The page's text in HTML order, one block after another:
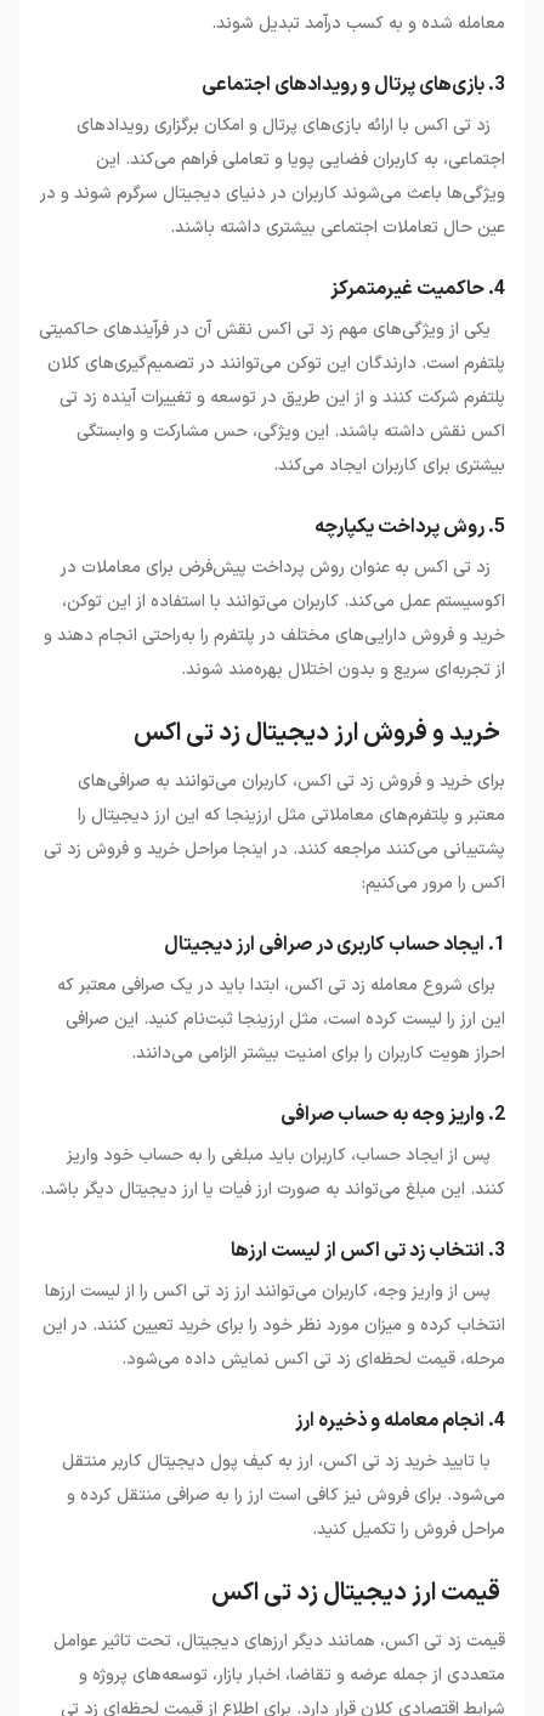
معامله شده و به کسب درآمد تبدیل شوند.
3. بازی‌های پرتال و رویدادهای اجتماعی
زد تی اکس با ارائه بازی‌های پرتال و امکان برگزاری رویدادهای
اجتماعی، به کاربران فضایی پویا و تعاملی فراهم می‌کند. این
ویژگی‌ها باعث می‌شوند کاربران در دنیای دیجیتال سرگرم شوند و در
عین حال تعاملات اجتماعی بیشتری داشته باشند.
4. حاکمیت غیرمتمرکز
یکی از ویژگی‌های مهم زد تی اکس نقش آن در فرآیندهای حاکمیتی
پلتفرم است. دارندگان این توکن می‌توانند در تصمیم‌گیری‌های کلان
پلتفرم شرکت کنند و از این طریق در توسعه و تغییرات آینده زد تی
اکس نقش داشته باشند. این ویژگی، حس مشارکت و وابستگی
بیشتری برای کاربران ایجاد می‌کند.
5. روش پرداخت یکپارچه
زد تی اکس به عنوان روش پرداخت پیش‌فرض برای معاملات در
اکوسیستم عمل می‌کند. کاربران می‌توانند با استفاده از این توکن،
خرید و فروش دارایی‌های مختلف در پلتفرم را به‌راحتی انجام دهند و
از تجربه‌ای سریع و بدون اختلال بهره‌مند شوند.
خرید و فروش ارز دیجیتال زد تی اکس
برای خرید و فروش زد تی اکس، کاربران می‌توانند به صرافی‌های
معتبر و پلتفرم‌های معاملاتی مثل ارزینجا که این ارز دیجیتال را
پشتیبانی می‌کنند مراجعه کنند. در اینجا مراحل خرید و فروش زد تی
اکس را مرور می‌کنیم:
1. ایجاد حساب کاربری در صرافی ارز دیجیتال
برای شروع معامله زد تی اکس، ابتدا باید در یک صرافی معتبر که
این ارز را لیست کرده است، مثل ارزینجا ثبت‌نام کنید. این صرافی‌
احراز هویت کاربران را برای امنیت بیشتر الزامی می‌دانند.
2. واریز وجه به حساب صرافی
پس از ایجاد حساب، کاربران باید مبلغی را به حساب خود واریز
کنند. این مبلغ می‌تواند به صورت ارز فیات یا ارز دیجیتال دیگر باشد.
3. انتخاب زد تی اکس از لیست ارزها
پس از واریز وجه، کاربران می‌توانند ارز زد تی اکس را از لیست ارزها
انتخاب کرده و میزان مورد نظر خود را برای خرید تعیین کنند. در این
مرحله، قیمت لحظه‌ای زد تی اکس نمایش داده می‌شود.
4. انجام معامله و ذخیره ارز
با تایید خرید زد تی اکس، ارز به کیف پول دیجیتال کاربر منتقل
می‌شود. برای فروش نیز کافی است ارز را به صرافی منتقل کرده و
مراحل فروش را تکمیل کنید.
قیمت ارز دیجیتال زد تی اکس
قیمت زد تی اکس، همانند دیگر ارزهای دیجیتال، تحت تاثیر عوامل
متعددی از جمله عرضه و تقاضا، اخبار بازار، توسعه‌های پروژه و
شرایط اقتصادی کلان قرار دارد. برای اطلاع از قیمت لحظه‌ای زد تی